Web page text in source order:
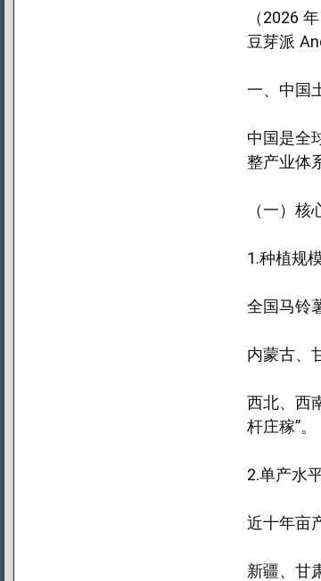
（2026
豆芽派
一、中国
中国是全
整产业体
（一）
1.种植规
全国马铃
内蒙古、
西北、西
杆庄稼”。
2.单产水
近十年亩
新疆、甘